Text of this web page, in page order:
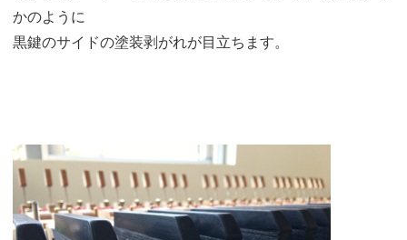
かのように
黒鍵のサイドの塗装剥がれが目立ちます。